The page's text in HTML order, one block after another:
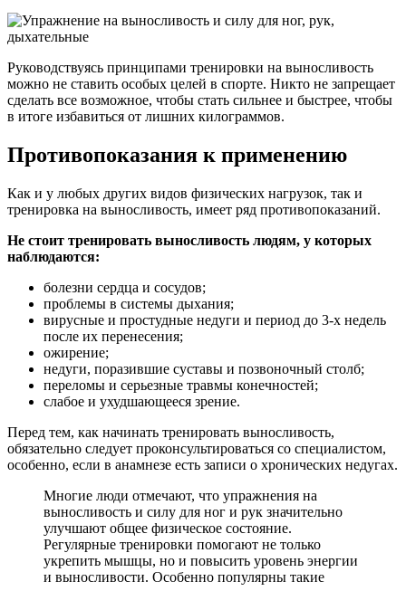
Руководствуясь принципами тренировки на выносливость
можно не ставить особых целей в спорте. Никто не запрещает
сделать все возможное, чтобы стать сильнее и быстрее, чтобы
в итоге избавиться от лишних килограммов.
Противопоказания к применению
Как и у любых других видов физических нагрузок, так и
тренировка на выносливость, имеет ряд противопоказаний.
Не стоит тренировать выносливость людям, у которых
наблюдаются:
болезни сердца и сосудов;
проблемы в системы дыхания;
вирусные и простудные недуги и период до 3-х недель
после их перенесения;
ожирение;
недуги, поразившие суставы и позвоночный столб;
переломы и серьезные травмы конечностей;
слабое и ухудшающееся зрение.
Перед тем, как начинать тренировать выносливость,
обязательно следует проконсультироваться со специалистом,
особенно, если в анамнезе есть записи о хронических недугах.
Многие люди отмечают, что упражнения на
выносливость и силу для ног и рук значительно
улучшают общее физическое состояние.
Регулярные тренировки помогают не только
укрепить мышцы, но и повысить уровень энергии
и выносливости. Особенно популярны такие